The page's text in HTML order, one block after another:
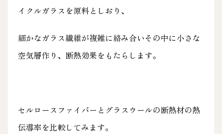
イクルガラスを原料としおり、
細かなガラス繊維が複雑に絡み合いその中に小さな
空気層作り、断熱効果をもたらします。
セルロースファイバーとグラスウールの断熱材の熱
伝導率を比較してみます。